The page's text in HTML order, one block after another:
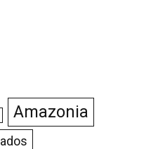
Amazonia